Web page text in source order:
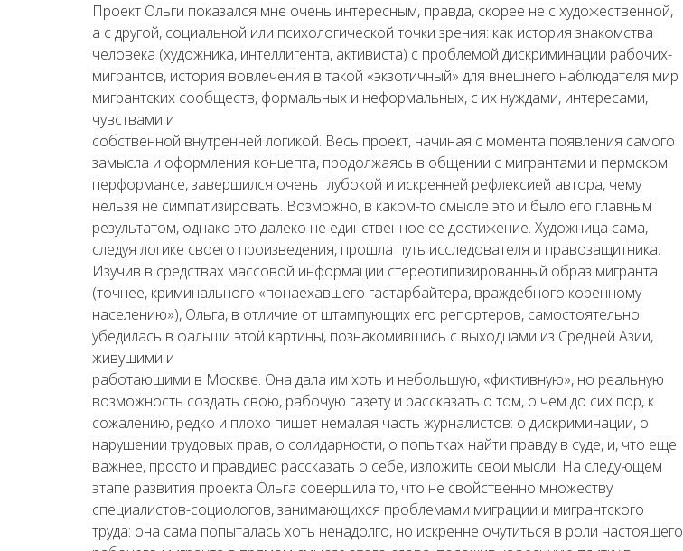
Проект Ольги показался мне очень интересным, правда, скорее не с художественной,
а с другой, социальной или психологической точки зрения: как история знакомства
человека (художника, интеллигента, активиста) с проблемой дискриминации рабочих-
мигрантов, история вовлечения в такой «экзотичный» для внешнего наблюдателя мир
мигрантских сообществ, формальных и неформальных, с их нуждами, интересами,
чувствами и
собственной внутренней логикой. Весь проект, начиная с момента появления самого
замысла и оформления концепта, продолжаясь в общении с мигрантами и пермском
перформансе, завершился очень глубокой и искренней рефлексией автора, чему
нельзя не симпатизировать. Возможно, в каком-то смысле это и было его главным
результатом, однако это далеко не единственное ее достижение. Художница сама,
следуя логике своего произведения, прошла путь исследователя и правозащитника.
Изучив в средствах массовой информации стереотипизированный образ мигранта
(точнее, криминального «понаехавшего гастарбайтера, враждебного коренному
населению»), Ольга, в отличие от штампующих его репортеров, самостоятельно
убедилась в фальши этой картины, познакомившись с выходцами из Средней Азии,
живущими и
работающими в Москве. Она дала им хоть и небольшую, «фиктивную», но реальную
возможность создать свою, рабочую газету и рассказать о том, о чем до сих пор, к
сожалению, редко и плохо пишет немалая часть журналистов: о дискриминации, о
нарушении трудовых прав, о солидарности, о попытках найти правду в суде, и, что еще
важнее, просто и правдиво рассказать о себе, изложить свои мысли. На следующем
этапе развития проекта Ольга совершила то, что не свойственно множеству
специалистов-социологов, занимающихся проблемами миграции и мигрантского
труда: она сама попыталась хоть ненадолго, но искренне очутиться в роли настоящего